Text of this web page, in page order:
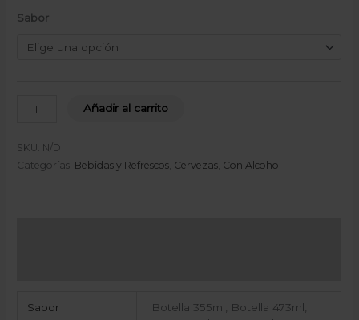
Sabor
Añadir al carrito
SKU: N/D
Categorías: Bebidas y Refrescos Cervezas Con Alcohol
Sabor
Botella 355ml, Botella 473ml,